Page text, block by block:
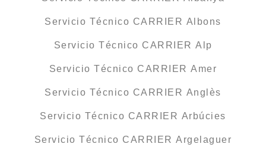
Servicio Técnico CARRIER Albons
Servicio Técnico CARRIER Alp
Servicio Técnico CARRIER Amer
Servicio Técnico CARRIER Anglès
Servicio Técnico CARRIER Arbúcies
Servicio Técnico CARRIER Argelaguer